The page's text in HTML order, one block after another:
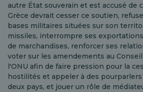
autre État souverain et est accusé de
Grèce devrait cesser ce soutien,
bases militaires situées sur son
missiles, interrompre ses
de marchandises, renforcer ses
voter sur les amendements au
l'ONU afin de faire pression pour la
hostilités et appeler à des
deux pays, et jouer un rôle de